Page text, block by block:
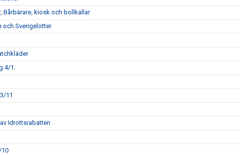
Bårbärare, kiosk och bollkallar
och Sverigelotter
4/1.
11
Idrottsrabatten
10